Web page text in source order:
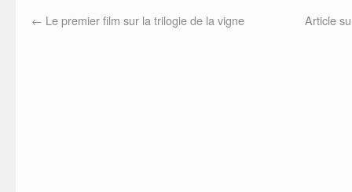
← Le premier film sur la trilogie de la vigne Article